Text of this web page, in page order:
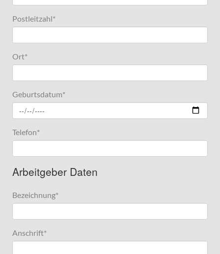
Postleitzahl*
Ort*
Geburtsdatum*
Telefon*
Arbeitgeber Daten
Bezeichnung*
Anschrift*